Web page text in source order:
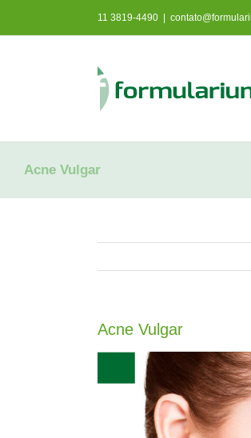
11 3819-4490
Acne Vulgar
Acne Vulgar
Larger